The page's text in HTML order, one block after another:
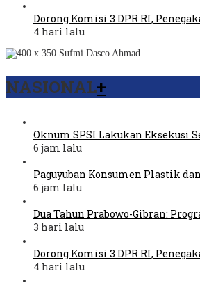
Dorong Komisi 3 DPR RI,
4 hari lalu
NASIONAL+
Oknum SPSI Lakukan Eksekusi
6 jam lalu
Paguyuban Konsumen Plastik
6 jam lalu
Dua Tahun Prabowo-Gibran:
3 hari lalu
Dorong Komisi 3 DPR RI,
4 hari lalu